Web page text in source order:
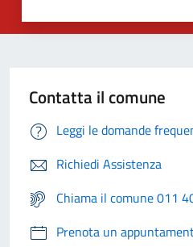
Contatta il comune
Leggi le domande
Richiedi Assistenza
Chiama il comune 011
Prenota un